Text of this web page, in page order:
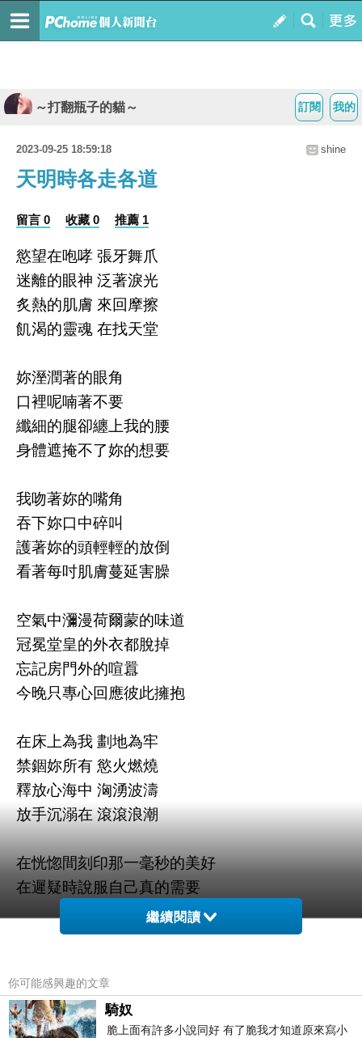
我的
訂閱
～打翻瓶子的貓～
2023-09-25 18:59:18 shine
天明時各走各道
留言 0 收藏 0 推薦 1
慾望在咆哮 張牙舞爪
迷離的眼神 泛著淚光
炙熱的肌膚 來回摩擦
飢渴的靈魂 在找天堂
妳溼潤著的眼角
口裡呢喃著不要
纖細的腿卻纏上我的腰
身體遮掩不了妳的想要
我吻著妳的嘴角
吞下妳口中碎叫
護著妳的頭輕輕的放倒
看著每吋肌膚蔓延害臊
空氣中瀰漫荷爾蒙的味道
冠冕堂皇的外衣都脫掉
忘記房門外的喧囂
今晚只專心回應彼此擁抱
在床上為我 劃地為牢
禁錮妳所有 慾火燃燒
釋放心海中 洶湧波濤
放手沉溺在 滾滾浪潮
在恍惚間刻印那一毫秒的美好
在遲疑時說服自己真的需要
在妳身上探索每一次奧妙
天明時各走各道
此刻此時
繼續閱讀
你可能感興趣的文章
騎奴
脆上面有許多小說同好 有了脆我才知道原來寫小